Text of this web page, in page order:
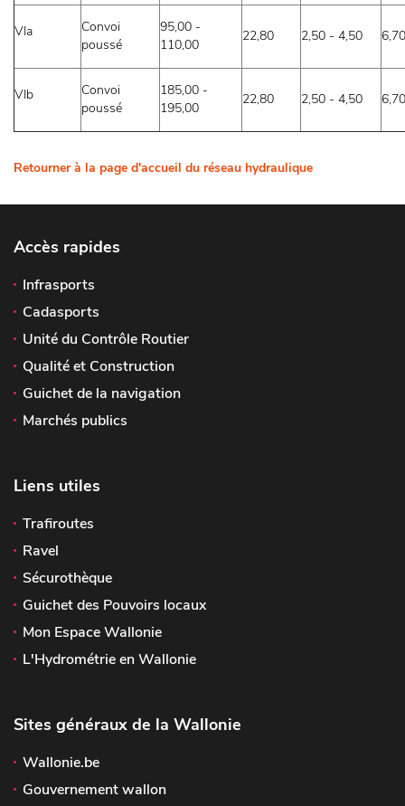
VIa
Convoi
poussé
95,00 -
110,00
22,80 2,50 - 4,50
VIb
Convoi
poussé
185,00 -
195,00
22,80 2,50 - 4,50
Retourner à la page d'accueil du réseau hydraulique
Accès rapides
Infrasports
Cadasports
Unité du Contrôle Routier
Qualité et Construction
Guichet de la navigation
Marchés publics
Liens utiles
Trafiroutes
Ravel
Sécurothèque
Guichet des Pouvoirs locaux
Mon Espace Wallonie
L'Hydrométrie en Wallonie
Sites généraux de la Wallonie
Wallonie.be
Gouvernement wallon